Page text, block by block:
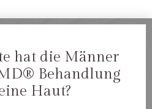
hat die Männer
Behandlung
Haut?